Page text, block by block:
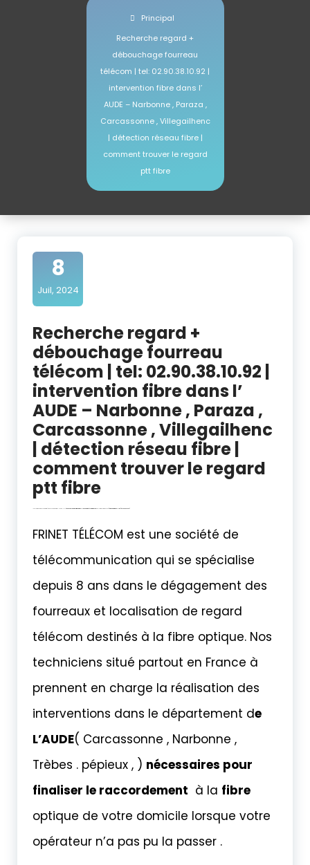
Principal
Recherche regard +
débouchage fourreau
télécom | tel: 02.90.38.10.92 |
intervention fibre dans l’
AUDE – Narbonne , Paraza ,
Carcassonne , Villegailhenc
| détection réseau fibre |
comment trouver le regard
ptt fibre
8
Juil, 2024
Recherche regard +
débouchage fourreau
télécom | tel: 02.90.38.10.92 |
intervention fibre dans l’
AUDE – Narbonne , Paraza ,
Carcassonne , Villegailhenc
| détection réseau fibre |
comment trouver le regard
ptt fibre
FRINET TÉLÉCOM est une société de
télécommunication qui se spécialise
depuis 8 ans dans le dégagement des
fourreaux et localisation de regard
télécom destinés à la fibre optique. Nos
techniciens situé partout en France à
prennent en charge la réalisation des
interventions dans le département de
L’AUDE( Carcassonne , Narbonne ,
Trèbes . pépieux , ) nécessaires pour
finaliser le raccordement à la fibre
optique de votre domicile lorsque votre
opérateur n’a pas pu la passer .